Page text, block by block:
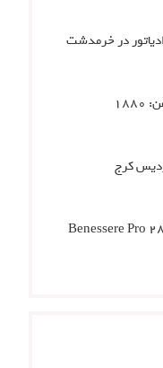
در خرمدشت
کرج
پکیج بوتان بنسره پرو Benessere Pro 28